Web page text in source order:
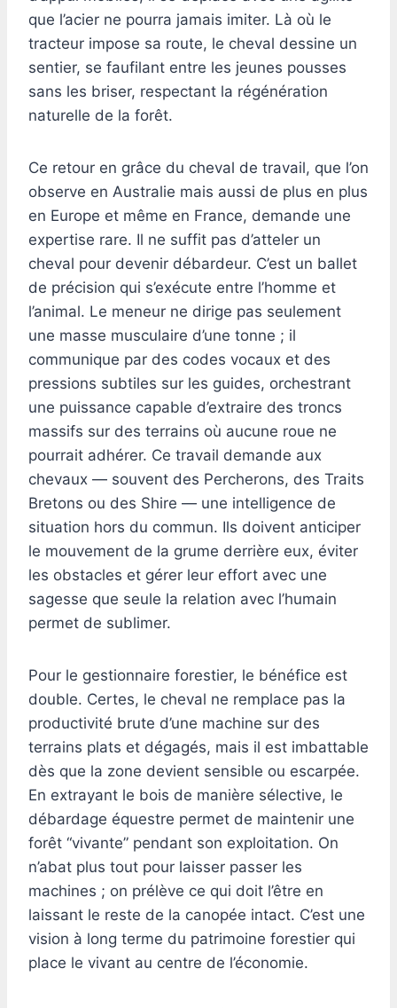
que l’acier ne pourra jamais imiter. Là où le
tracteur impose sa route, le cheval dessine un
sentier, se faufilant entre les jeunes pousses
sans les briser, respectant la régénération
naturelle de la forêt.
Ce retour en grâce du cheval de travail, que l’on
observe en Australie mais aussi de plus en plus
en Europe et même en France, demande une
expertise rare. Il ne suffit pas d’atteler un
cheval pour devenir débardeur. C’est un ballet
de précision qui s’exécute entre l’homme et
l’animal. Le meneur ne dirige pas seulement
une masse musculaire d’une tonne ; il
communique par des codes vocaux et des
pressions subtiles sur les guides, orchestrant
une puissance capable d’extraire des troncs
massifs sur des terrains où aucune roue ne
pourrait adhérer. Ce travail demande aux
chevaux — souvent des Percherons, des Traits
Bretons ou des Shire — une intelligence de
situation hors du commun. Ils doivent anticiper
le mouvement de la grume derrière eux, éviter
les obstacles et gérer leur effort avec une
sagesse que seule la relation avec l’humain
permet de sublimer.
Pour le gestionnaire forestier, le bénéfice est
double. Certes, le cheval ne remplace pas la
productivité brute d’une machine sur des
terrains plats et dégagés, mais il est imbattable
dès que la zone devient sensible ou escarpée.
En extrayant le bois de manière sélective, le
débardage équestre permet de maintenir une
forêt “vivante” pendant son exploitation. On
n’abat plus tout pour laisser passer les
machines ; on prélève ce qui doit l’être en
laissant le reste de la canopée intact. C’est une
vision à long terme du patrimoine forestier qui
place le vivant au centre de l’économie.